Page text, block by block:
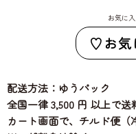
お気に
お
配送方法：ゆうパック
全国一律 3,500 円 以上で送
カート画面で、チルド便（